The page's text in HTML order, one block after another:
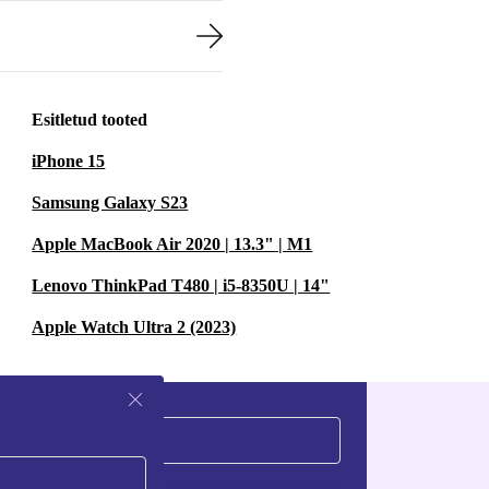
Esitletud tooted
iPhone 15
Samsung Galaxy S23
Apple MacBook Air 2020 | 13.3" | M1
Lenovo ThinkPad T480 | i5-8350U | 14"
Apple Watch Ultra 2 (2023)